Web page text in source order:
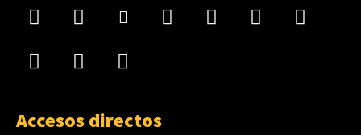
Accesos directos